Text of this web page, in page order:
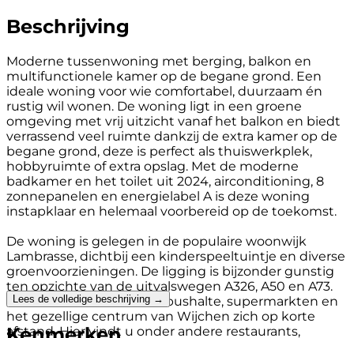
Beschrijving
Moderne tussenwoning met berging, balkon en
multifunctionele kamer op de begane grond. Een
ideale woning voor wie comfortabel, duurzaam én
rustig wil wonen. De woning ligt in een groene
omgeving met vrij uitzicht vanaf het balkon en biedt
verrassend veel ruimte dankzij de extra kamer op de
begane grond, deze is perfect als thuiswerkplek,
hobbyruimte of extra opslag. Met de moderne
badkamer en het toilet uit 2024, airconditioning, 8
zonnepanelen en energielabel A is deze woning
instapklaar en helemaal voorbereid op de toekomst.
De woning is gelegen in de populaire woonwijk
Lambrasse, dichtbij een kinderspeeltuintje en diverse
groenvoorzieningen. De ligging is bijzonder gunstig
ten opzichte van de uitvalswegen A326, A50 en A73.
Daarnaast bevinden een bushalte, supermarkten en
het gezellige centrum van Wijchen zich op korte
afstand. Hier vindt u onder andere restaurants,
Lees de volledige beschrijving →